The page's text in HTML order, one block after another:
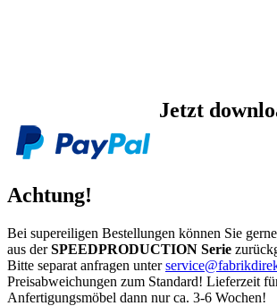
Jetzt
Achtung!
Bei supereiligen Bestellungen können Sie
aus derSPEEDPRODUCTION Serie
Bitte separat anfragen unter
Preisabweichungen zum Standard! Lieferzeit
Anfertigungsmöbel dann nur ca. 3-6 Wochen!